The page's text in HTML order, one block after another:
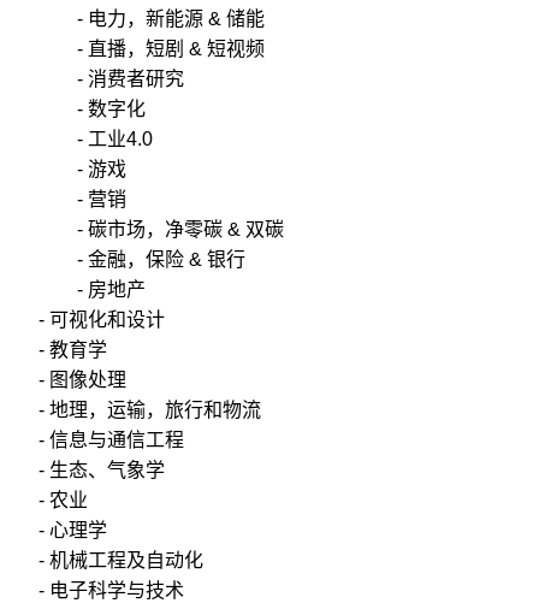
- 电力，新能源 & 储能
- 直播，短剧 & 短视频
- 消费者研究
- 数字化
- 工业4.0
- 游戏
- 营销
- 碳市场，净零碳 & 双碳
- 金融，保险 & 银行
- 房地产
- 可视化和设计
- 教育学
- 图像处理
- 地理，运输，旅行和物流
- 信息与通信工程
- 生态、气象学
- 农业
- 心理学
- 机械工程及自动化
- 电子科学与技术